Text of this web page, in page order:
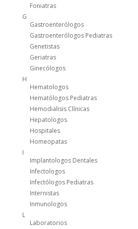
Foniatras
G
Gastroenterólogos
Gastroenterólogos Pediatras
Genetistas
Geriatras
Ginecólogos
H
Hematologos
Hematólogos Pediatras
Hemodialisis Clínicas
Hepatologos
Hospitales
Homeopatas
I
Implantologos Dentales
Infectologos
Infectólogos Pediatras
Internistas
Inmunologos
L
Laboratorios